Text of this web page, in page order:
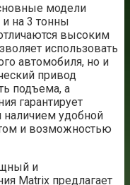
модели
на 3 тонны
высоким
использовать
автомобиля, но и
привод
подъема, а
гарантирует
наличием удобной
и возможностью
и
Matrix предлагает